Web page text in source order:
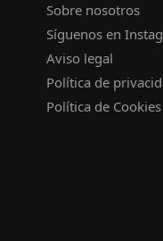
Sobre nosotros
Síguenos en
Aviso legal
Política de
Política de Cookies